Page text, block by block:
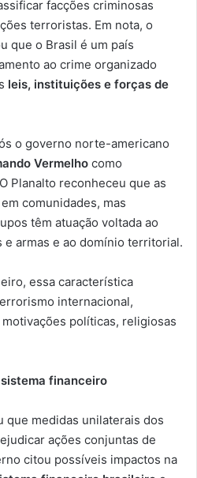
facções criminosas
terroristas. Em nota, o
que o Brasil é um país
ao crime organizado
leis, instituições e forças de
o governo norte-americano
Vermelho como
Planalto reconheceu que as
comunidades, mas
têm atuação voltada ao
armas e ao domínio territorial.
essa característica
internacional,
políticas, religiosas
financeiro
que medidas unilaterais dos
ações conjuntas de
citou possíveis impactos na